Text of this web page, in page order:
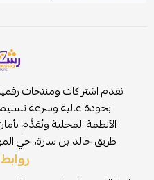
نقدم اشتراكات ومنتجات
بجودة عالية وسرعة
الأنظمة المحلية وتُقدَّم
طريق خالد بن سارة، حي